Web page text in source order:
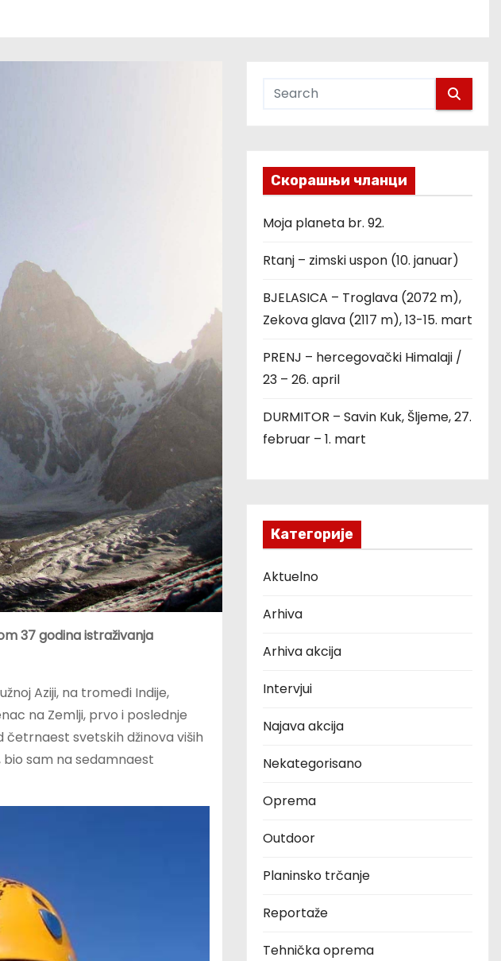
37 godina istraživanja
Aziji, na tromeđi Indije,
na Zemlji, prvo i poslednje
četrnaest svetskih džinova viših
sam na sedamnaest
Скорашњи чланци
Moja planeta br. 92.
Rtanj – zimski uspon (10. januar)
BJELASICA – Troglava (2072 m),
Zekova glava (2117 m), 13-15. mart
PRENJ – hercegovački Himalaji /
23 – 26. april
DURMITOR – Savin Kuk, Šljeme, 27.
februar – 1. mart
Категорије
Aktuelno
Arhiva
Arhiva akcija
Intervjui
Najava akcija
Nekategorisano
Oprema
Outdoor
Planinsko trčanje
Reportaže
Tehnička oprema